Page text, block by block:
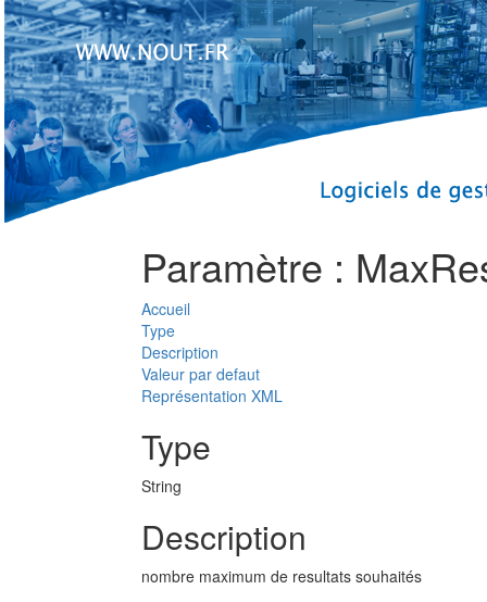
Paramètre :
Accueil
Type
Description
Valeur par defaut
Représentation XML
Type
String
Description
nombre maximum de resultats souhaités